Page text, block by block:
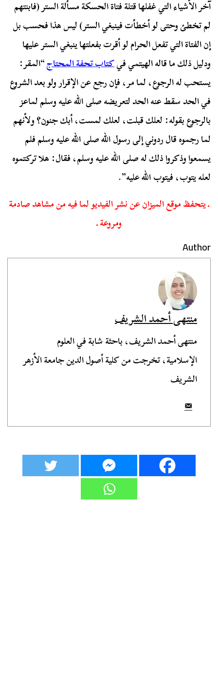
آخر الأشياء التي غفلها قتلة فتاة الحسكة مسألة الستر (فابنتهم
لم تخطئ وحتى لو أخطأت فينبغي الستر) ليس هذا فحسب بل
إن الفتاة التي تفعل الحرام لو أقرت بفعلتها ينبغي الستر عليها
ودليل ذلك ما قاله الهيتمي فيكتاب تحفة المحتاج“المقر:
يستحب له الرجوع، لما مر، فإن رجع عن الإقرار ولو بعد الشروع
في الحد سقط عنه الحد لتعريضه صلى الله عليه وسلم لماعز
بالرجوع بقوله: لعلك قبلت، لعلك لمست، أبك جنون؟ ولأنهم
لما رجموه قال ردوني إلى رسول الله صلى الله عليه وسلم فلم
يسمعوا وذكروا ذلك له صلى الله عليه وسلم، فقال: هلا تركتموه
لعله يتوب، فيتوب الله عليه”.
ـ يتحفظ موقع الميزان عن نشر الفيديو لما فيه من مشاهد صادمة
ومروعة ـ
Author
منتهى أحمد الشريف
منتهى أحمد الشريف، باحثة شابة في العلوم
الإسلامية، تخرجت من كلية أصول الدين جامعة الأزهر
الشريف